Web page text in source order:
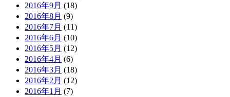
2016年9月 (18)
2016年8月 (9)
2016年7月 (11)
2016年6月 (10)
2016年5月 (12)
2016年4月 (6)
2016年3月 (18)
2016年2月 (12)
2016年1月 (7)